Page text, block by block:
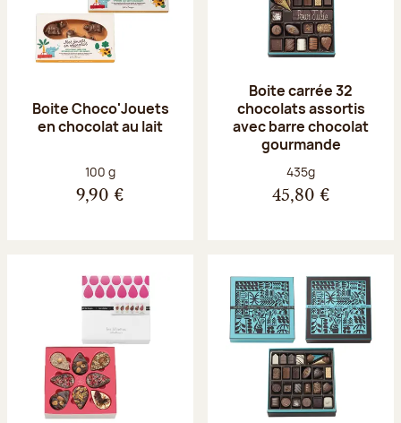
Boite Choco'Jouets
en chocolat au lait
Poids net :
100 g
9,90 €
Boite carrée 32
chocolats assortis
avec barre chocolat
gourmande
Poids net :
435g
45,80 €